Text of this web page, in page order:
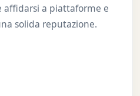
affidarsi a piattaforme e
solida reputazione.